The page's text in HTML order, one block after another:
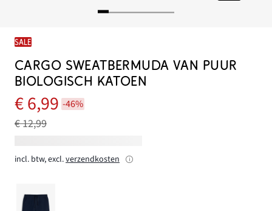
SALE
CARGO SWEATBERMUDA VAN PUUR
BIOLOGISCH KATOEN
€ 6,99 -46%
€ 12,99
incl. btw, excl.verzendkosten